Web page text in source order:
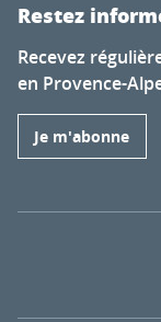
Restez
Recevez
en Provence-
Je m'abonne